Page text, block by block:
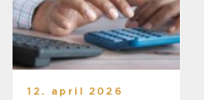
12. april 2026